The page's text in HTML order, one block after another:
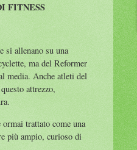
FITNESS
si allenano su una
ma del Reformer
media. Anche atleti del
attrezzo,
trattato come una
più ampio, curioso di